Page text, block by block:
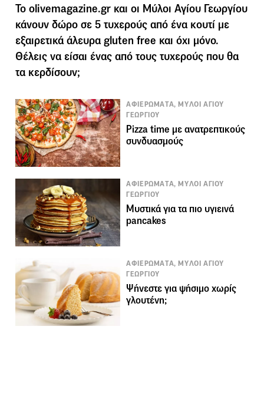
To olivemagazine.gr και οι Μύλοι Αγίου Γεωργίου
κάνουν δώρο σε 5 τυχερούς από ένα κουτί με
εξαιρετικά άλευρα gluten free και όχι μόνο.
Θέλεις να είσαι ένας από τους τυχερούς που θα
τα κερδίσουν;
ΑΦΙΕΡΩΜΑΤΑ, ΜΥΛΟΙ ΑΓΙΟΥ
ΓΕΩΡΓΙΟΥ
Pizza time με ανατρεπτικούς
συνδυασμούς
ΑΦΙΕΡΩΜΑΤΑ, ΜΥΛΟΙ ΑΓΙΟΥ
ΓΕΩΡΓΙΟΥ
Μυστικά για τα πιο υγιεινά
pancakes
ΑΦΙΕΡΩΜΑΤΑ, ΜΥΛΟΙ ΑΓΙΟΥ
ΓΕΩΡΓΙΟΥ
Ψήνεστε για ψήσιμο χωρίς
γλουτένη;